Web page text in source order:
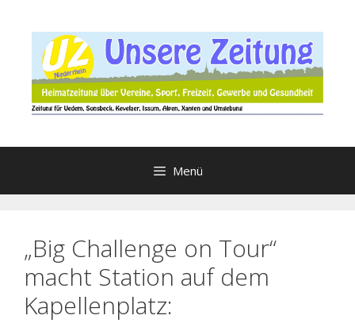
Inhalt
springen
Menü
„Big Challenge on Tour“
macht Station auf dem
Kapellenplatz: